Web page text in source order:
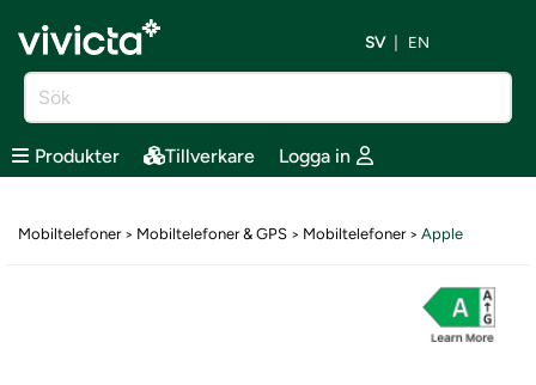
SV EN
Produkter Tillverkare Logga in
Mobiltelefoner> Mobiltelefoner & GPS > Mobiltelefoner> Apple